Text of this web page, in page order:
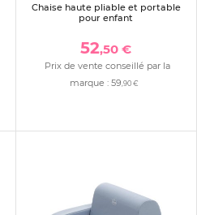
Chaise haute pliable et portable
pour enfant
52,50 €
Prix de vente conseillé par la
marque :59,90 €